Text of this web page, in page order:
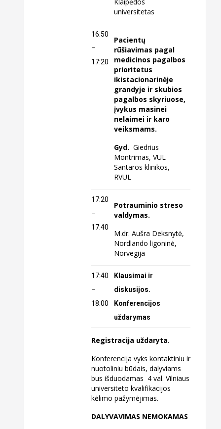
universitetas
16:50
–
17:20
Pacientų
rūšiavimas pagal
medicinos pagalbos
prioritetus
ikistacionarinėje
grandyje ir skubios
pagalbos skyriuose,
įvykus masinei
nelaimei ir karo
veiksmams.
Gyd.Giedrius
Montrimas, VUL
Santaros klinikos,
RVUL
17:20
–
17:40
Potrauminio streso
valdymas.
M.dr. Aušra Deksnytė,
Nordlando ligoninė,
Norvegija
17:40
–
18.00
Klausimai ir
diskusijos.
Konferencijos
uždarymas
Registracija uždaryta.
Konferencija vyks kontaktiniu ir
nuotoliniu būdais, dalyviams
bus išduodamas 4 val. Vilniaus
universiteto kvalifikacijos
kėlimo pažymėjimas.
DALYVAVIMAS NEMOKAMAS